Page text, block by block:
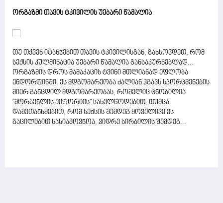
ორგაზმი თავის ტკივილის უებარი წამალია
თუ თქვენ იტანჯებით თავის ტკივილისგან, გახსოვდეთ, რომ
სექსის კულმინაცია უებარი წამალია განსაკურნებლად...
ორგაზმის დროს მამაკაცის ტვინი მთლიანად ეფლობა
ენდორფინში. ეს მდგომარეობა ძალიან ჰგავს სპორცმენების
მიერ განცდილ მდგომარეობას, რომელიც ცნობილია
"მორბენლის ეიფორიის" სახელწოდებით, თუმცა
დამეთანხმებით, რომ სექსის შემდეგ ყოველივე ეს
გაცილებით სასიამოვნოა, ვიდრე სირბილის შემდეგ...